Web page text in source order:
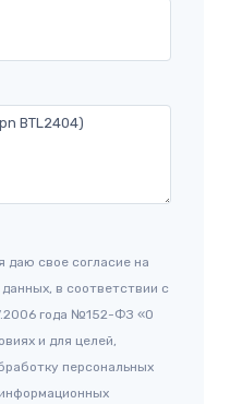
даю свое согласие на
в соответствии с
года №152-ФЗ «О
и для целей,
персональных